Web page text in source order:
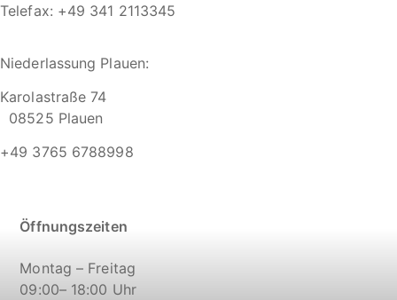
Telefax: +49 341 2113345
Niederlassung Plauen:
Karolastraße 74
08525 Plauen
+49 3765 6788998
Öffnungszeiten
Montag – Freitag
09:00– 18:00 Uhr